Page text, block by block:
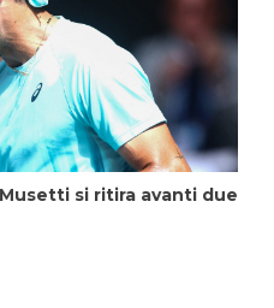
si ritira avanti due